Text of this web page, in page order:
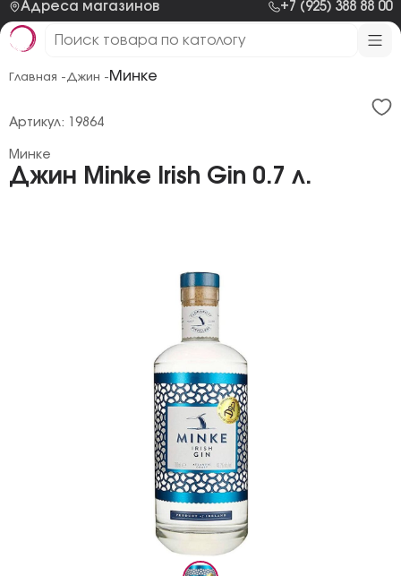
Адреса магазинов +7 (925) 388 88 00
Главная -Джин - Минке
Джин Minke Irish Gin 0.7 л.
Минке
Артикул: 19864